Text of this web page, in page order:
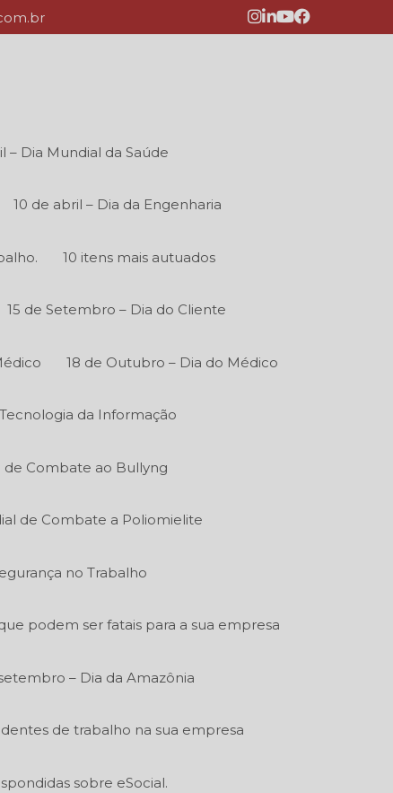
– Dia Mundial da Saúde
10 de abril – Dia da Engenharia
10 itens mais autuados
15 de Setembro – Dia do Cliente
18 de Outubro – Dia do Médico
da Informação
Combate ao Bullyng
de Combate a Poliomielite
no Trabalho
podem ser fatais para a sua empresa
– Dia da Amazônia
de trabalho na sua empresa
sobre eSocial.